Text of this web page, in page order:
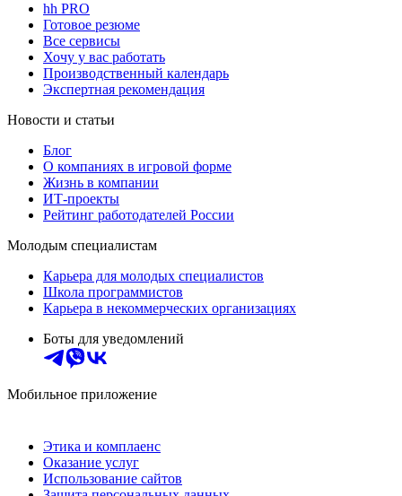
hh PRO
Готовое резюме
Все сервисы
Хочу у вас работать
Производственный календарь
Экспертная рекомендация
Новости и статьи
Блог
О компаниях в игровой форме
Жизнь в компании
ИТ-проекты
Рейтинг работодателей России
Молодым специалистам
Карьера для молодых специалистов
Школа программистов
Карьера в некоммерческих организациях
Боты для уведомлений
Мобильное приложение
Этика и комплаенс
Оказание услуг
Использование сайтов